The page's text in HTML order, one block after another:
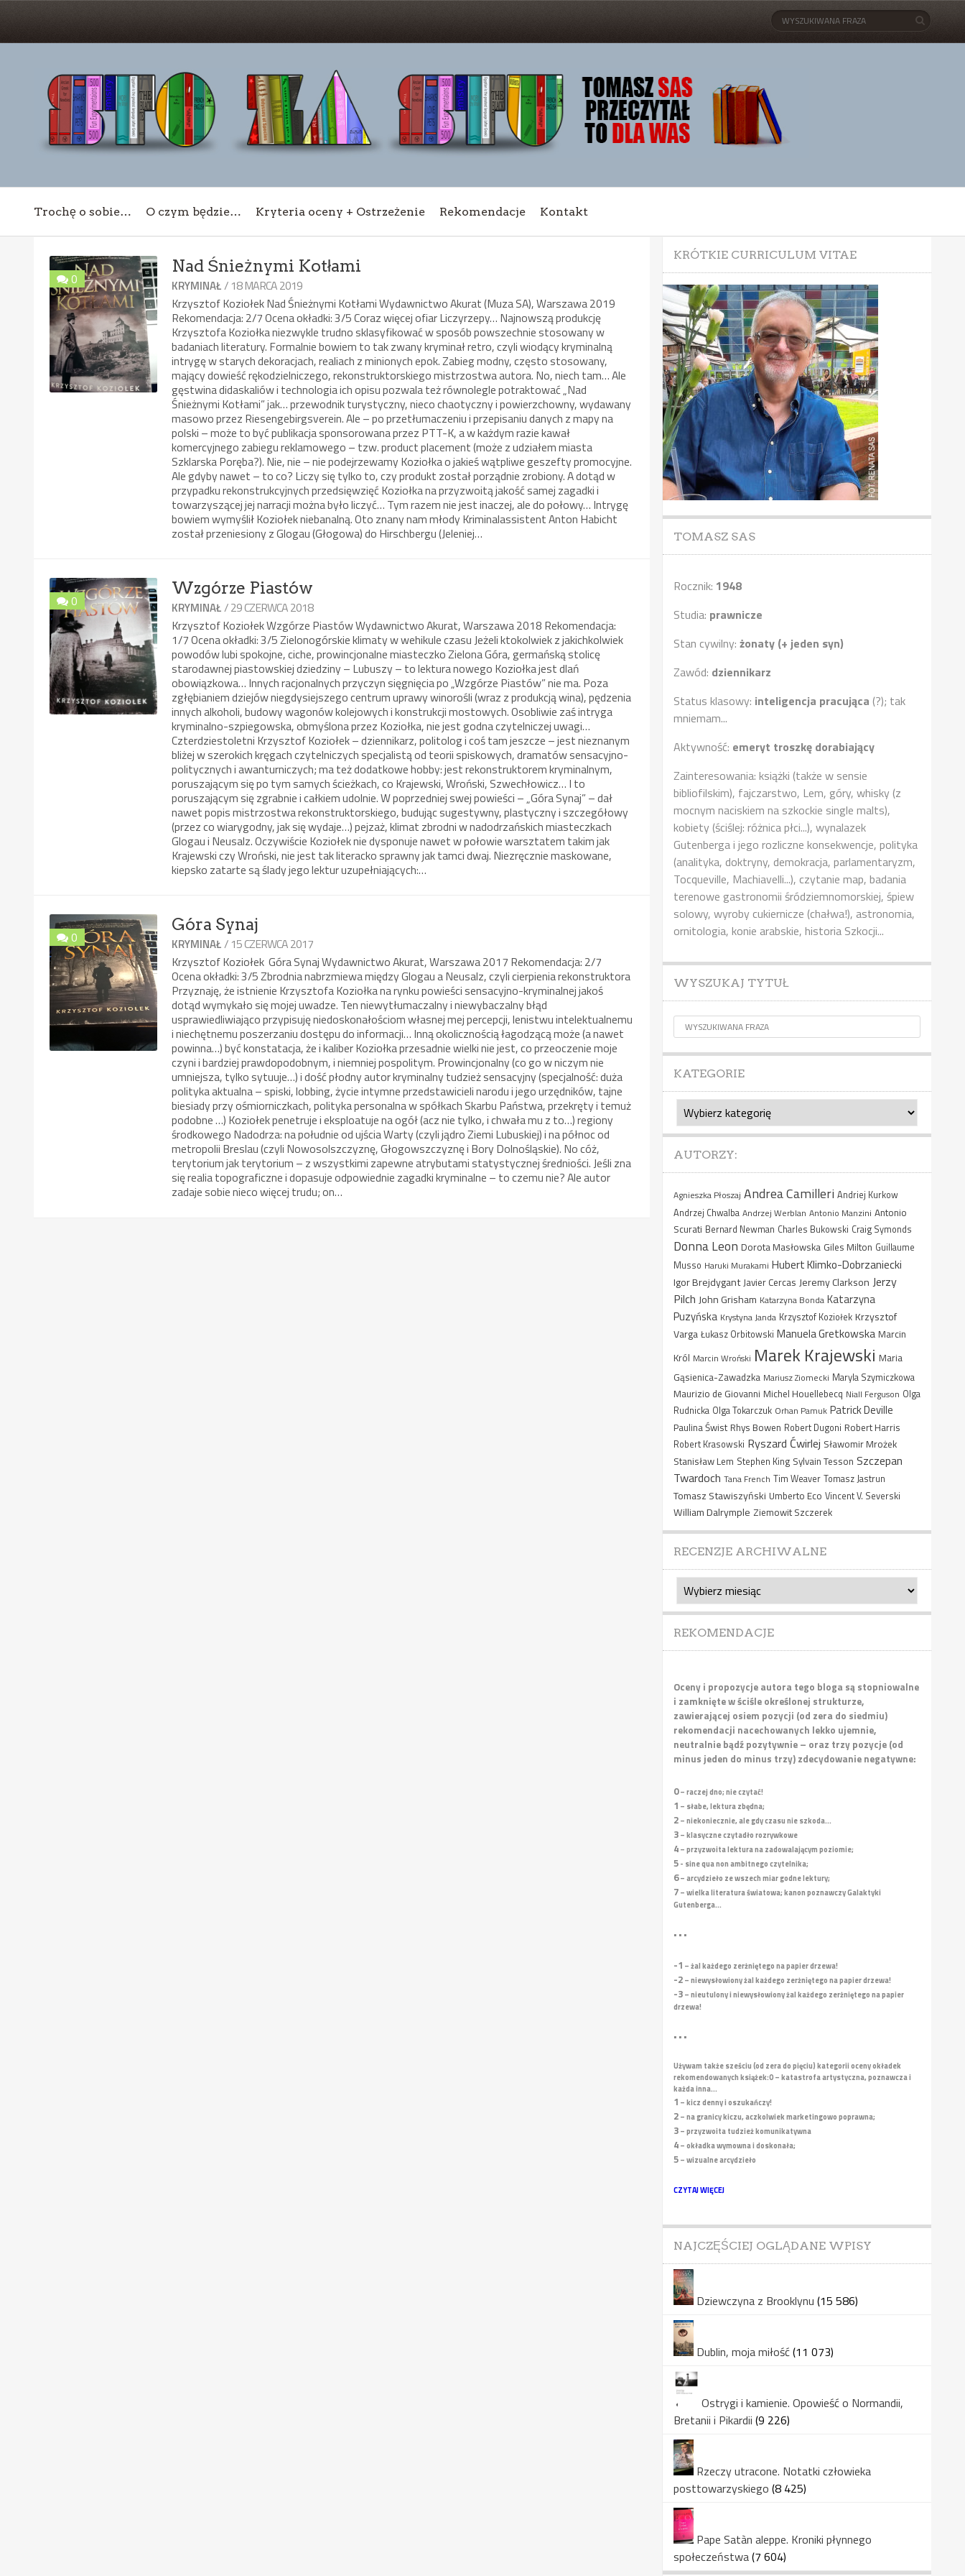
Trochę o sobie… O czym będzie… Kryteria oceny + Ostrzeżenie Rekomendacje Kontakt
0
Nad Śnieżnymi Kotłami
KRYMINAŁ/ 18 MARCA 2019
Krzysztof Koziołek Nad Śnieżnymi Kotłami Wydawnictwo Akurat (Muza SA), Warszawa 2019
Rekomendacja: 2/7 Ocena okładki: 3/5 Coraz więcej ofiar Liczyrzepy… Najnowszą produkcję
Krzysztofa Koziołka niezwykle trudno sklasyfikować w sposób powszechnie stosowany w
badaniach literatury. Formalnie bowiem to tak zwany kryminał retro, czyli wiodący kryminalną
intrygę w starych dekoracjach, realiach z minionych epok. Zabieg modny, często stosowany,
mający dowieść rękodzielniczego, rekonstruktorskiego mistrzostwa autora. No, niech tam… Ale
gęstwina didaskaliów i technologia ich opisu pozwala też równolegle potraktować „Nad
Śnieżnymi Kotłami” jak… przewodnik turystyczny, nieco chaotyczny i powierzchowny, wydawany
masowo przez Riesengebirgsverein. Ale – po przetłumaczeniu i przepisaniu danych z mapy na
polski – może to być publikacja sponsorowana przez PTT-K, a w każdym razie kawał
komercyjnego zabiegu reklamowego – tzw. product placement (może z udziałem miasta
Szklarska Poręba?). Nie, nie – nie podejrzewamy Koziołka o jakieś wątpliwe geszefty promocyjne.
Ale gdyby nawet – to co? Liczy się tylko to, czy produkt został porządnie zrobiony. A dotąd w
przypadku rekonstrukcyjnych przedsięwzięć Koziołka na przyzwoitą jakość samej zagadki i
towarzyszącej jej narracji można było liczyć… Tym razem nie jest inaczej, ale do połowy… Intrygę
bowiem wymyślił Koziołek niebanalną. Oto znany nam młody Kriminalassistent Anton Habicht
został przeniesiony z Glogau (Głogowa) do Hirschbergu (Jeleniej…
0
Wzgórze Piastów
KRYMINAŁ/ 29 CZERWCA 2018
Krzysztof Koziołek Wzgórze Piastów Wydawnictwo Akurat, Warszawa 2018 Rekomendacja:
1/7 Ocena okładki: 3/5 Zielonogórskie klimaty w wehikule czasu Jeżeli ktokolwiek z jakichkolwiek
powodów lubi spokojne, ciche, prowincjonalne miasteczko Zielona Góra, germańską stolicę
starodawnej piastowskiej dziedziny – Lubuszy – to lektura nowego Koziołka jest dlań
obowiązkowa… Innych racjonalnych przyczyn sięgnięcia po „Wzgórze Piastów” nie ma. Poza
zgłębianiem dziejów niegdysiejszego centrum uprawy winorośli (wraz z produkcją wina), pędzenia
innych alkoholi, budowy wagonów kolejowych i konstrukcji mostowych. Osobliwie zaś intryga
kryminalno-szpiegowska, obmyślona przez Koziołka, nie jest godna czytelniczej uwagi…
Czterdziestoletni Krzysztof Koziołek – dziennikarz, politolog i coś tam jeszcze – jest nieznanym
bliżej w szerokich kręgach czytelniczych specjalistą od teorii spiskowych, dramatów sensacyjno-
politycznych i awanturniczych; ma też dodatkowe hobby: jest rekonstruktorem kryminalnym,
poruszającym się po tym samych ścieżkach, co Krajewski, Wroński, Szwechłowicz… I to
poruszającym się zgrabnie i całkiem udolnie. W poprzedniej swej powieści – „Góra Synaj” – dał
nawet popis mistrzostwa rekonstruktorskiego, budując sugestywny, plastyczny i szczegółowy
(przez co wiarygodny, jak się wydaje…) pejzaż, klimat zbrodni w nadodrzańskich miasteczkach
Glogau i Neusalz. Oczywiście Koziołek nie dysponuje nawet w połowie warsztatem takim jak
Krajewski czy Wroński, nie jest tak literacko sprawny jak tamci dwaj. Niezręcznie maskowane,
kiepsko zatarte są ślady jego lektur uzupełniających:…
0
Góra Synaj
KRYMINAŁ/ 15 CZERWCA 2017
Krzysztof Koziołek Góra Synaj Wydawnictwo Akurat, Warszawa 2017 Rekomendacja: 2/7
Ocena okładki: 3/5 Zbrodnia nabrzmiewa między Glogau a Neusalz, czyli cierpienia rekonstruktora
Przyznaję, że istnienie Krzysztofa Koziołka na rynku powieści sensacyjno-kryminalnej jakoś
dotąd wymykało się mojej uwadze. Ten niewytłumaczalny i niewybaczalny błąd
usprawiedliwiająco przypisuję niedoskonałościom własnej mej percepcji, lenistwu intelektualnemu
i niechętnemu poszerzaniu dostępu do informacji… Inną okolicznością łagodzącą może (a nawet
powinna…) być konstatacja, że i kaliber Koziołka przesadnie wielki nie jest, co przeoczenie moje
czyni i bardziej prawdopodobnym, i niemniej pospolitym. Prowincjonalny (co go w niczym nie
umniejsza, tylko sytuuje…) i dość płodny autor kryminalny tudzież sensacyjny (specjalność: duża
polityka aktualna – spiski, lobbing, życie intymne przedstawicieli narodu i jego urzędników, tajne
biesiady przy ośmiorniczkach, polityka personalna w spółkach Skarbu Państwa, przekręty i temuż
podobne …) Koziołek penetruje i eksploatuje na ogół (acz nie tylko, i chwała mu z to…) regiony
środkowego Nadodrza: na południe od ujścia Warty (czyli jądro Ziemi Lubuskiej) i na północ od
metropolii Breslau (czyli Nowosolszczyznę, Głogowszczyznę i Bory Dolnośląskie). No cóż,
terytorium jak terytorium – z wszystkimi zapewne atrybutami statystycznej średniości. Jeśli zna
się realia topograficzne i dopasuje odpowiednie zagadki kryminalne – to czemu nie? Ale autor
zadaje sobie nieco więcej trudu; on…
KRÓTKIE CURRICULUM VITAE
TOMASZ SAS
Rocznik: 1948
Studia: prawnicze
Stan cywilny: żonaty (+ jeden syn)
Zawód: dziennikarz
Status klasowy: inteligencja pracująca (?); tak
mniemam...
Aktywność: emeryt troszkę dorabiający
Zainteresowania: książki (także w sensie
bibliofilskim), fajczarstwo, Lem, góry, whisky (z
mocnym naciskiem na szkockie single malts),
kobiety (ściślej: różnica płci...), wynalazek
Gutenberga i jego rozliczne konsekwencje, polityka
(analityka, doktryny, demokracja, parlamentaryzm,
Tocqueville, Machiavelli...), czytanie map, badania
terenowe gastronomii śródziemnomorskiej, śpiew
solowy, wyroby cukiernicze (chałwa!), astronomia,
ornitologia, konie arabskie, historia Szkocji...
WYSZUKAJ TYTUŁ
KATEGORIE
Kategorie
AUTORZY:
Agnieszka Płoszaj Andrea Camilleri Andriej Kurkow
Andrzej Chwalba Andrzej Werblan Antonio Manzini Antonio
Scurati Bernard Newman Charles Bukowski Craig Symonds
Donna Leon Dorota Masłowska Giles Milton Guillaume
Musso Haruki Murakami Hubert Klimko-Dobrzaniecki
Igor Brejdygant Javier Cercas Jeremy Clarkson Jerzy
Pilch John Grisham Katarzyna Bonda Katarzyna
Puzyńska Krystyna Janda Krzysztof Koziołek Krzysztof
Varga Łukasz Orbitowski Manuela Gretkowska Marcin
Król Marcin Wroński Marek Krajewski Maria
Gąsienica-Zawadzka Mariusz Ziomecki Maryla Szymiczkowa
Maurizio de Giovanni Michel Houellebecq Niall Ferguson Olga
Rudnicka Olga Tokarczuk Orhan Pamuk Patrick Deville
Paulina Świst Rhys Bowen Robert Dugoni Robert Harris
Robert Krasowski Ryszard Ćwirlej Sławomir Mrożek
Stanisław Lem Stephen King Sylvain Tesson Szczepan
Twardoch Tana French Tim Weaver Tomasz Jastrun
Tomasz Stawiszyński Umberto Eco Vincent V. Severski
William Dalrymple Ziemowit Szczerek
RECENZJE ARCHIWALNE
Recenzje
archiwalne
REKOMENDACJE
Oceny i propozycje autora tego bloga są stopniowalne
i zamknięte w ściśle określonej strukturze,
zawierającej osiem pozycji (od zera do siedmiu)
rekomendacji nacechowanych lekko ujemnie,
neutralnie bądź pozytywnie – oraz trzy pozycje (od
minus jeden do minus trzy) zdecydowanie negatywne:
0– raczej dno; nie czytać!
1 – słabe, lektura zbędna;
2– niekoniecznie, ale gdy czasu nie szkoda...
3– klasyczne czytadło rozrywkowe
4– przyzwoita lektura na zadowalającym poziomie;
5- sine qua non ambitnego czytelnika;
6– arcydzieło ze wszech miar godne lektury;
7– wielka literatura światowa; kanon poznawczy Galaktyki
Gutenberga...
• • •
-1 – żal każdego zerżniętego na papier drzewa!
-2– niewysłowiony żal każdego zerżniętego na papier drzewa!
-3– nieutulony i niewysłowiony żal każdego zerżniętego na papier
drzewa!
• • •
Używam także sześciu (od zera do pięciu) kategorii oceny okładek
rekomendowanych książek:0 – katastrofa artystyczna, poznawcza i
każda inna...
1 – kicz denny i oszukańczy!
2– na granicy kiczu, aczkolwiek marketingowo poprawna;
3– przyzwoita tudzież komunikatywna
4– okładka wymowna i doskonała;
5– wizualne arcydzieło
CZYTAJ WIĘCEJ
NAJCZĘŚCIEJ OGLĄDANE WPISY
Dziewczyna z Brooklynu (15 586)
Dublin, moja miłość(11 073)
Ostrygi i kamienie. Opowieść o Normandii,
Bretanii i Pikardii (9 226)
Rzeczy utracone. Notatki człowieka
posttowarzyskiego (8 425)
Pape Satàn aleppe. Kroniki płynnego
społeczeństwa(7 604)